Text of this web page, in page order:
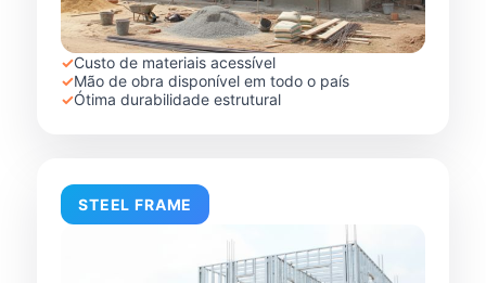
✓Custo de materiais acessível
✓Mão de obra disponível em todo o país
✓Ótima durabilidade estrutural
STEEL FRAME